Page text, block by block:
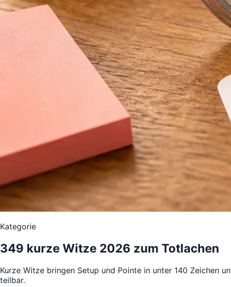
Kategorie
349 kurze Witze 2026 zum Totlachen
Kurze Witze bringen Setup und Pointe in unter 140 Zeichen
teilbar.